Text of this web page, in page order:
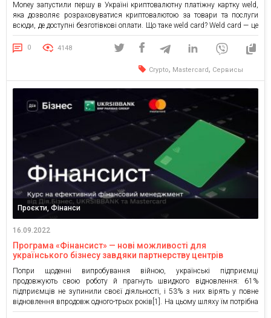
Money запустили першу в Україні криптовалютну платіжну картку weld,
яка дозволяє розраховуватися криптовалютою за товари та послуги
всюди, де доступні безготівкові оплати. Що таке weld card? Weld card — це
цифрова платіжна картка на базі Debit Mastercard®, яка прив’язана до
криптовалютного гаманця на платформі Weld Money. […]
0 4148
Crypto, Mastercard, Сервисы
Проєкти, Фінанси
16.09.2022
Програма «Фінансист» — нові можливості для
українського бізнесу завдяки партнерству центрів
Попри щоденні випробування війною, українські підприємці
продовжують свою роботу й прагнуть швидкого відновлення: 61%
підприємців не зупинили своєї діяльності, і 53% з них вірять у повне
відновлення впродовж одного-трьох років[1]. На цьому шляху їм потрібна
підтримка. Саме тому центри підтримки підприємців Дія.Бізнес,